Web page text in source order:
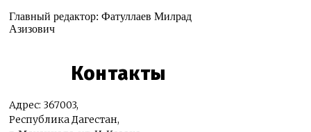
Главный редактор: Фатуллаев Милрад
Азизович
Контакты
Адрес: 367003,
Республика Дагестан,